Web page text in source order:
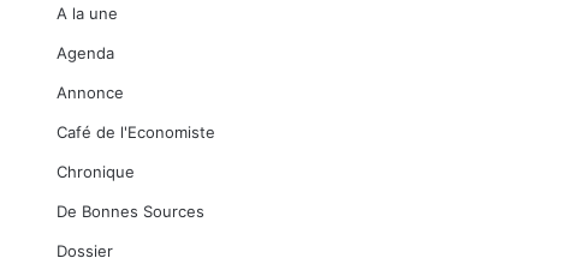
A la une
Agenda
Annonce
Café de l'Economiste
Chronique
De Bonnes Sources
Dossier